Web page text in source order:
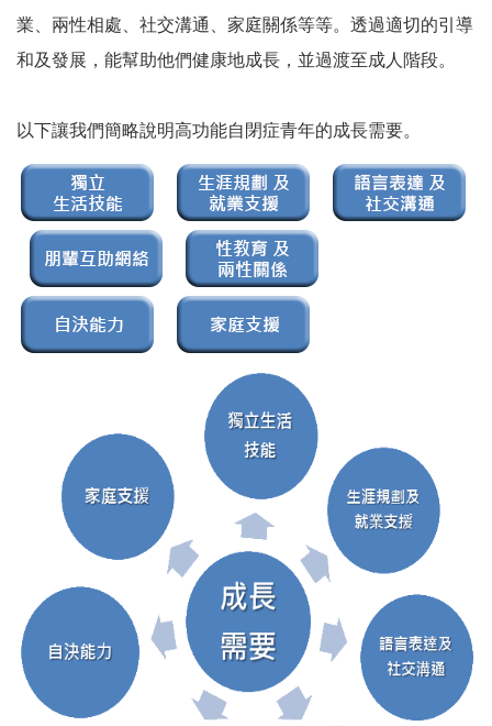
業、兩性相處、社交溝通、家庭關係等等。透過適切的引導
和及發展，能幫助他們健康地成長，並過渡至成人階段。
以下讓我們簡略說明高功能自閉症青年的成長需要。